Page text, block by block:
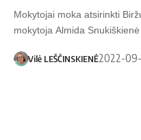
Mokytojai moka atsirinkti
mokytoja Almida
Vilė LEŠČINSKIENĖ2022-